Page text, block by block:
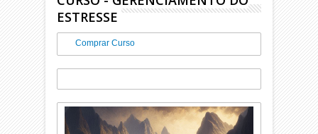
ESTRESSE
Comprar Curso